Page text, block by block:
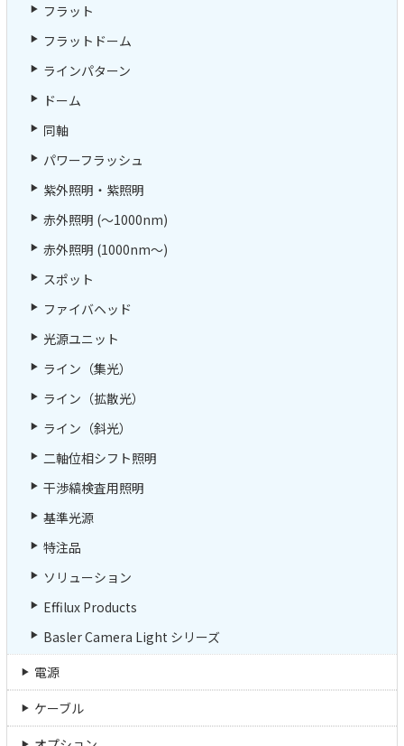
フラット
フラットドーム
ラインパターン
ドーム
同軸
パワーフラッシュ
紫外照明・紫照明
赤外照明 (～1000nm)
赤外照明 (1000nm～)
スポット
ファイバヘッド
光源ユニット
ライン（集光）
ライン（拡散光）
ライン（斜光）
二軸位相シフト照明
干渉縞検査用照明
基準光源
特注品
ソリューション
Effilux Products
Basler Camera Light シリーズ
電源
ケーブル